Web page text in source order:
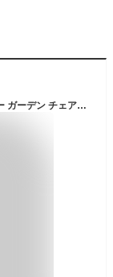
ガーデンチェア 肘付き 2脚セット ガーデンチェアー ガーデン チェア チェアー イス 椅子 いす ガーデン リゾート 庭 屋外 野外 アウトドア カフェ アジアン モダン シンプル スクエア ブラック グレー ホワイト 人気 strsr アウトレット価格